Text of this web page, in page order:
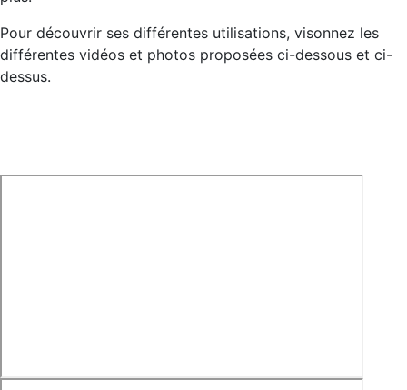
Pour découvrir ses différentes utilisations, visonnez les
différentes vidéos et photos proposées ci-dessous et ci-
dessus.